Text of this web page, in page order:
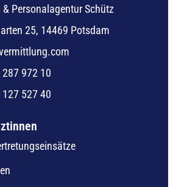
Personalagentur Schütz
25, 14469 Potsdam
972 10
527 40